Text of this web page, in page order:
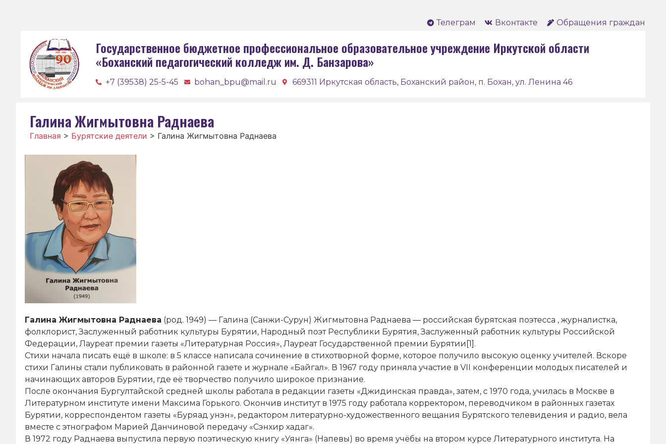
Телеграм Вконтакте Обращения граждан
Государственное бюджетное профессиональное образовательное учреждение Иркутской области
«Боханский педагогический колледж им. Д. Банзарова»
+7 (39538) 25-5-45 bohan_bpu@mail.ru 669311 Иркутская область, Боханский район, п. Бохан, ул. Ленина 46
Галина Жигмытовна Раднаева
Главная > Бурятские деятели > Галина Жигмытовна Раднаева
Галина Жигмытовна Раднаева (род. 1949) — Галина (Санжи-Сурун) Жигмытовна Раднаева ― российская бурятская поэтесса , журналистка,
фолклорист, Заслуженный работник культуры Бурятии, Народный поэт Республики Бурятия, Заслуженный работник культуры Российской
Федерации, Лауреат премии газеты «Литературная Россия», Лауреат Государственной премии Бурятии[1].
Стихи начала писать ещё в школе: в 5 классе написала сочинение в стихотворной форме, которое получило высокую оценку учителей. Вскоре
стихи Галины стали публиковать в районной газете и журнале «Байгал». В 1967 году приняла участие в VII конференции молодых писателей и
начинающих авторов Бурятии, где её творчество получило широкое признание.
После окончания Бургултайской средней школы работала в редакции газеты «Джидинская правда», затем, с 1970 года, училась в Москве в
Литературном институте имени Максима Горького. Окончив институт в 1975 году работала корректором, переводчиком в районных газетах
Бурятии, корреспондентом газеты «Буряад унэн», редактором литературно-художественного вещания Бурятского телевидения и радио, вела
вместе с этнографом Марией Данчиновой передачу «Сэнхир хадаг».
В 1972 году Раднаева выпустила первую поэтическую книгу «Уянга» (Напевы) во время учёбы на втором курсе Литературного института. На